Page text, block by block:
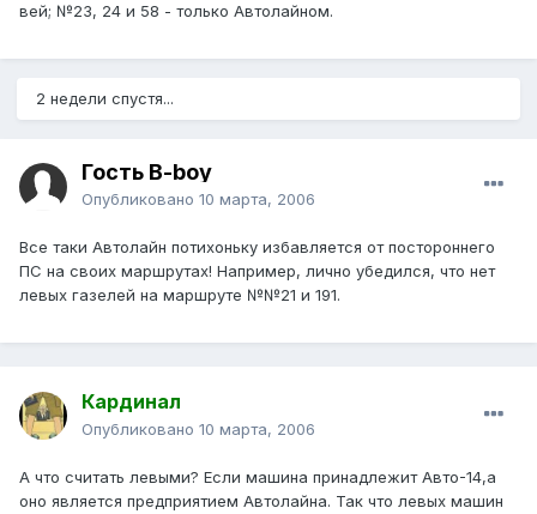
вей; №23, 24 и 58 - только Автолайном.
2 недели спустя...
Гость B-boy
Опубликовано 10 марта, 2006
Все таки Автолайн потихоньку избавляется от постороннего
ПС на своих маршрутах! Например, лично убедился, что нет
левых газелей на маршруте №№21 и 191.
Кардинал
Опубликовано 10 марта, 2006
А что считать левыми? Если машина принадлежит Авто-14,а
оно является предприятием Автолайна. Так что левых машин